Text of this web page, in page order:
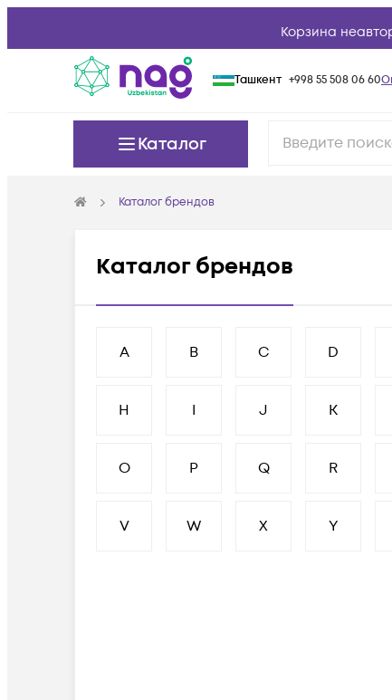
Корзина
Ташкент +998 55 508 06 60
Каталог
Каталог брендов
Каталог брендов
A B C D
H I J K
O P Q R
V W X Y